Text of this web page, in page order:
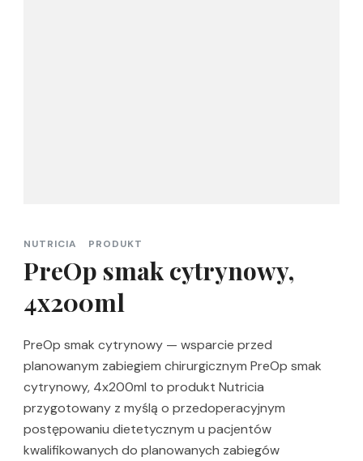
NUTRICIA PRODUKT
PreOp smak cytrynowy,
4x200ml
PreOp smak cytrynowy — wsparcie przed
planowanym zabiegiem chirurgicznym PreOp smak
cytrynowy, 4x200ml to produkt Nutricia
przygotowany z myślą o przedoperacyjnym
postępowaniu dietetycznym u pacjentów
kwalifikowanych do planowanych zabiegów